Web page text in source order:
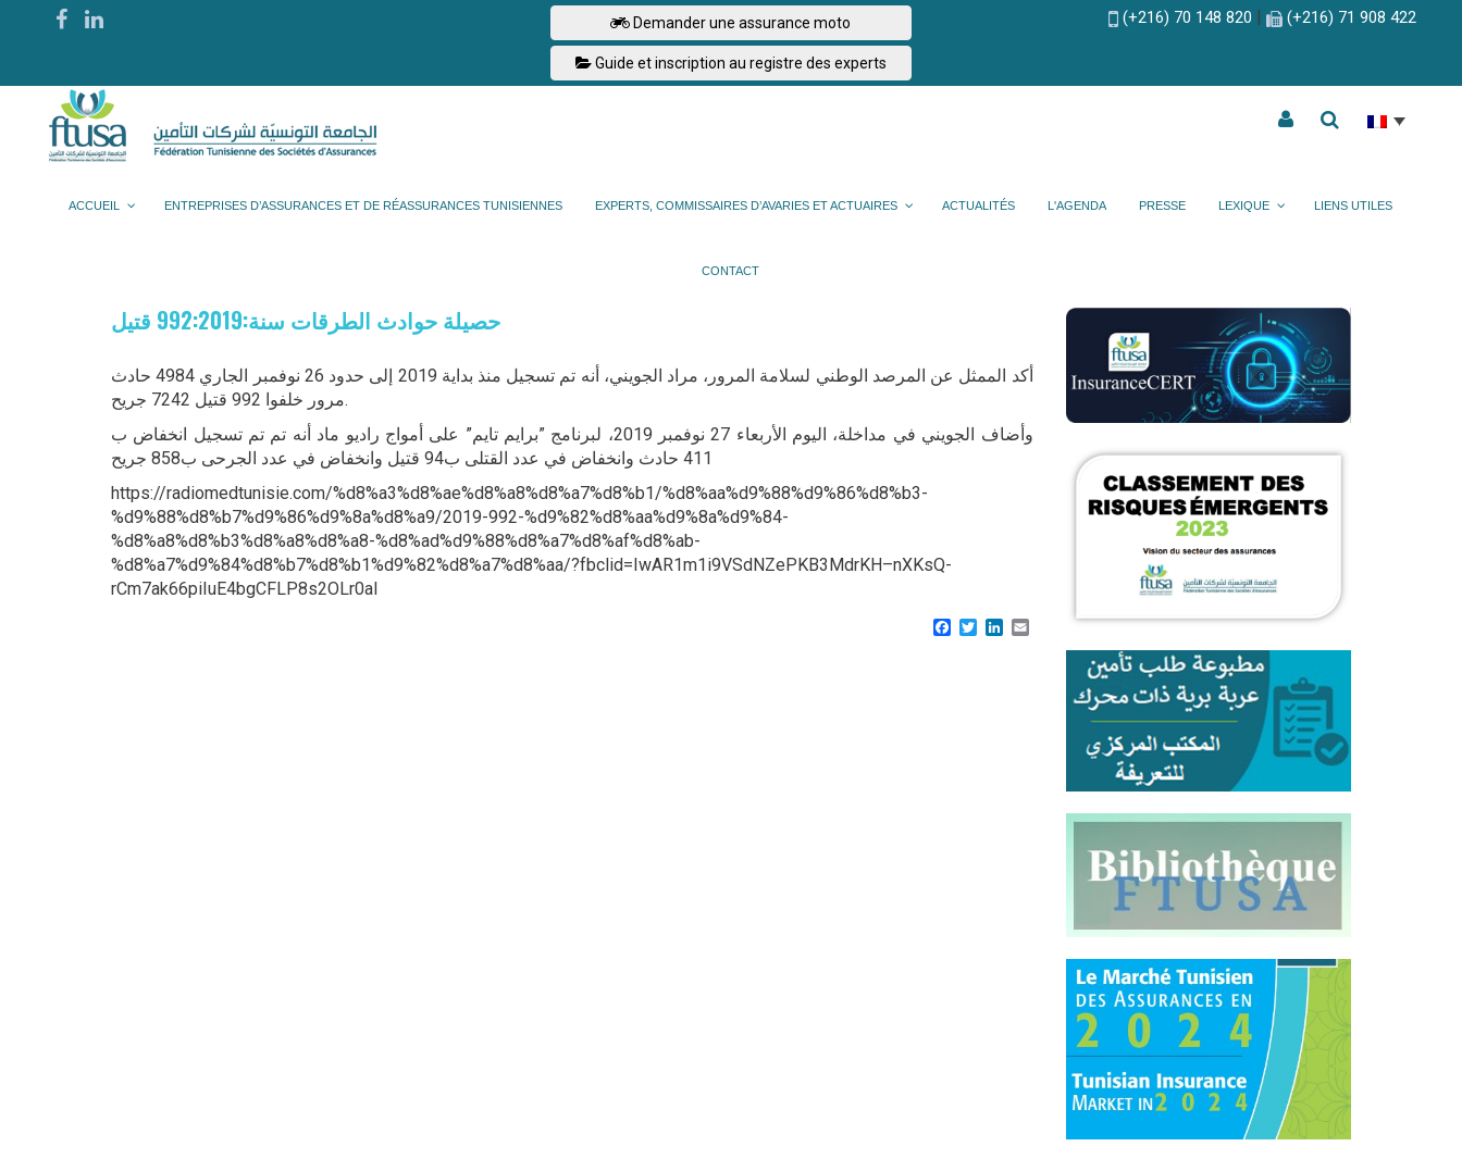
Demander une assurance moto
Guide et inscription au registre des experts
(+216) 70 148 820 | (+216) 71 908 422
ACCUEIL ENTREPRISES D’ASSURANCES ET DE RÉASSURANCES TUNISIENNES EXPERTS, COMMISSAIRES D’AVARIES ET ACTUAIRES ACTUALITÉS L'AGENDA PRESSE LEXIQUE LIENS UTILES
CONTACT
حصيلة حوادث الطرقات سنة:992:2019 قتيل
أكد الممثل عن المرصد الوطني لسلامة المرور، مراد الجويني، أنه تم تسجيل منذ بداية 2019 إلى حدود 26 نوفمبر الجاري 4984 حادث
مرور خلفوا 992 قتيل 7242 جريح.
وأضاف الجويني في مداخلة، اليوم الأربعاء 27 نوفمبر 2019، لبرنامج ”برايم تايم” على أمواج راديو ماد أنه تم تم تسجيل انخفاض ب
411 حادث وانخفاض في عدد القتلى ب94 قتيل وانخفاض في عدد الجرحى ب858 جريح
https://radiomedtunisie.com/%d8%a3%d8%ae%d8%a8%d8%a7%d8%b1/%d8%aa%d9%88%d9%86%d8%b3-
%d9%88%d8%b7%d9%86%d9%8a%d8%a9/2019-992-%d9%82%d8%aa%d9%8a%d9%84-
%d8%a8%d8%b3%d8%a8%d8%a8-%d8%ad%d9%88%d8%a7%d8%af%d8%ab-
%d8%a7%d9%84%d8%b7%d8%b1%d9%82%d8%a7%d8%aa/?fbclid=IwAR1m1i9VSdNZePKB3MdrKH–nXKsQ-
rCm7ak66piIuE4bgCFLP8s2OLr0aI
Facebook
TwitterLinkedIn
Email